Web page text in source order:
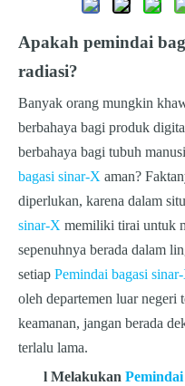
Apakah pemindai
radiasi?
Banyak orang mungkin
berbahaya bagi produk
berbahaya bagi tubuh
bagasi sinar-X aman?
diperlukan, karena dalam
sinar-X memiliki tirai untuk
sepenuhnya berada dalam
setiap Pemindai bagasi
oleh departemen luar negeri
keamanan, jangan berada
terlalu lama.
l Melakukan